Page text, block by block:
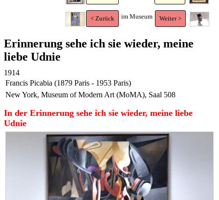
< Zurück im Museum Weiter >
Erinnerung sehe ich sie wieder, meine
liebe Udnie
1914
Francis Picabia (1879 Paris - 1953 Paris)
New York, Museum of Modern Art (MoMA), Saal 508
In der Erinnerung sehe ich sie wieder, meine liebe
Udnie